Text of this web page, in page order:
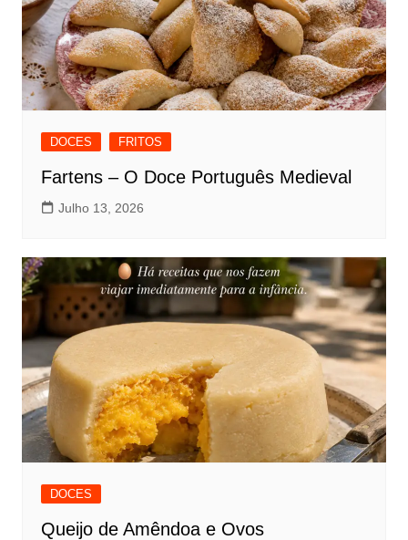
DOCES FRITOS
Fartens – O Doce Português Medieval
Julho 13, 2026
DOCES
Queijo de Amêndoa e Ovos